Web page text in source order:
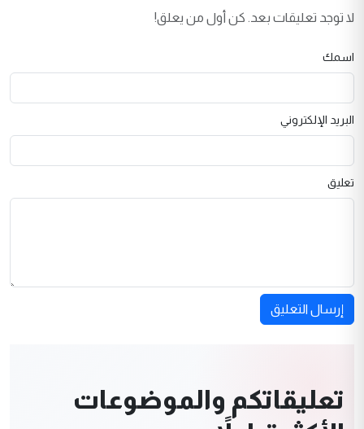
لا توجد تعليقات بعد. كن أول من يعلق!
اسمك
البريد الإلكتروني
تعليق
إرسال التعليق
تعليقاتكم والموضوعات